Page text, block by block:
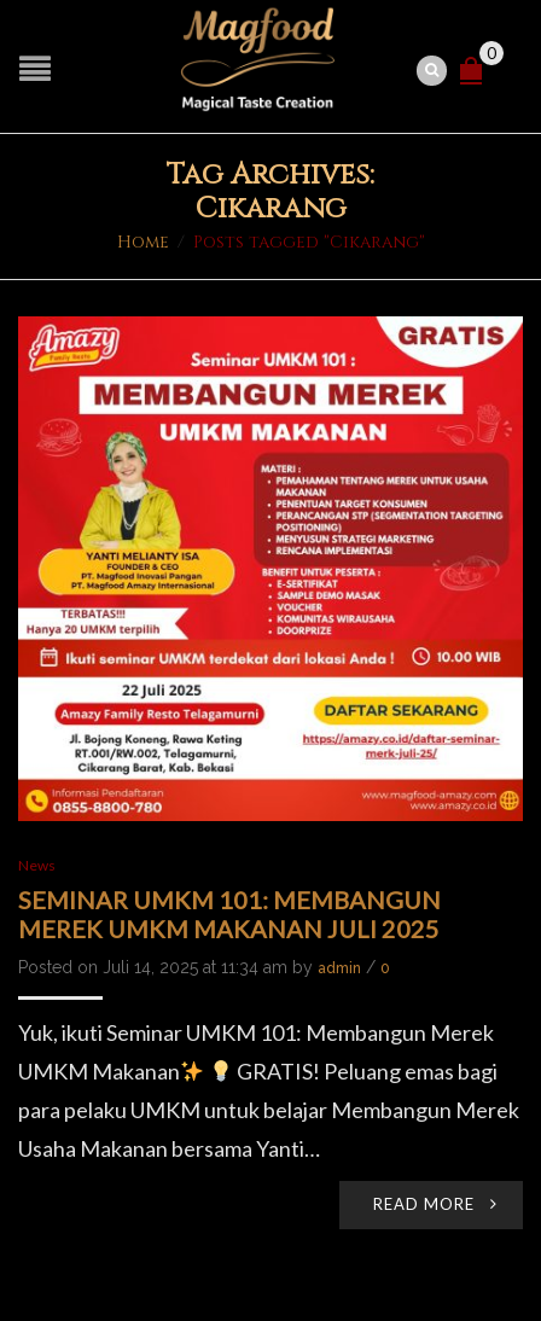
0
Tag Archives:
Cikarang
Home / Posts tagged "Cikarang"
News
SEMINAR UMKM 101: MEMBANGUN
MEREK UMKM MAKANAN JULI 2025
Posted on Juli 14, 2025 at 11:34 am by admin / 0
Yuk, ikuti Seminar UMKM 101: Membangun Merek
UMKM Makanan
GRATIS! Peluang emas bagi
para pelaku UMKM untuk belajar Membangun Merek
Usaha Makanan bersama Yanti…
READ MORE